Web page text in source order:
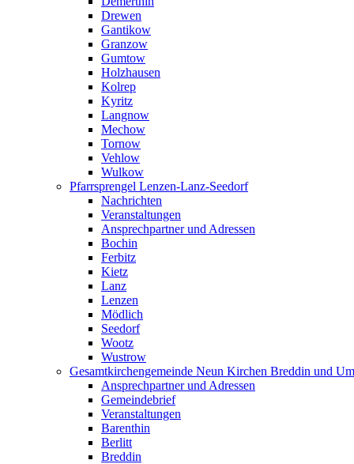
Drewen
Gantikow
Granzow
Gumtow
Holzhausen
Kolrep
Kyritz
Langnow
Mechow
Tornow
Vehlow
Wulkow
Pfarrsprengel Lenzen-Lanz-Seedorf
Nachrichten
Veranstaltungen
Ansprechpartner und Adressen
Bochin
Ferbitz
Kietz
Lanz
Lenzen
Mödlich
Seedorf
Wootz
Wustrow
Gesamtkirchengemeinde Neun Kirchen Breddin und
Ansprechpartner und Adressen
Gemeindebrief
Veranstaltungen
Barenthin
Berlitt
Breddin